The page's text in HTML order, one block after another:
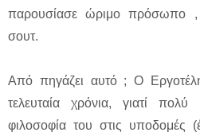
παρουσίασε ώριμο πρόσωπο ,
σουτ.
Από πηγάζει αυτό ; Ο
τελευταία χρόνια, γιατί
φιλοσοφία του στις υποδομές